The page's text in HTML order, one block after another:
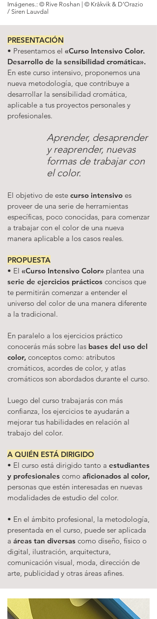
Imágenes.: © Rive Roshan | © Kråkvik & D’Orazio
/ Siren Lauvdal
PRESENTACIÓN
• Presentamos el «Curso Intensivo Color.
Desarrollo de la sensibilidad cromática».
En este curso intensivo, proponemos una
nueva metodología, que contribuye a
desarrollar la sensibilidad cromática,
aplicable a tus proyectos personales y
profesionales.
Aprender, desaprender
y reaprender, nuevas
formas detrabajar con
el color.
El objetivo de este curso intensivo es
proveer de una serie de herramientas
específicas, poco conocidas, para comenzar
a trabajar con el color de una nueva
manera aplicable a los casos reales.
PROPUESTA
• El «Curso Intensivo Color» plantea una
serie de ejercicios prácticos concisos que
te permitirán comenzar a entender el
universo del color de una manera diferente
a la tradicional.
En paralelo a los ejercicios práctico
conocerás más sobre las bases del uso del
color, conceptos como: atributos
cromáticos, acordes de color, y atlas
cromáticos son abordados durante el curso.
Luego del curso trabajarás con más
confianza, los ejercicios te ayudarán a
mejorar tus habilidades en relación al
trabajo del color.
A QUIÉN ESTÁ DIRIGIDO
• El curso está dirigido tanto a estudiantes
y profesionales como aficionados al color,
personas que estén interesadas en nuevas
modalidades de estudio del color.
• En el ámbito profesional, la metodología,
presentada en el curso, puede ser aplicada
a áreas tan diversas como diseño, físico o
digital, ilustración, arquitectura,
comunicación visual, moda, dirección de
arte, publicidad y otras áreas afines.